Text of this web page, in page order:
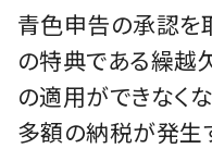
青色申告の承認を
の特典である繰越
の適用ができなく
多額の納税が発生